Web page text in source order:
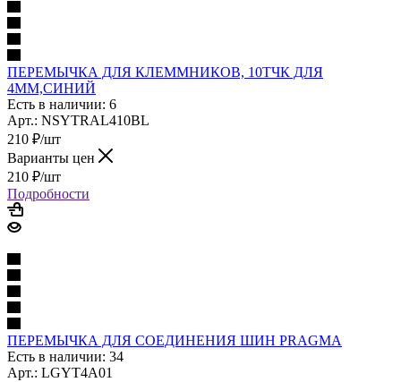
ПЕРЕМЫЧКА ДЛЯ КЛЕММНИКОВ, 10ТЧК ДЛЯ
4ММ,СИНИЙ
Есть в наличии: 6
Арт.: NSYTRAL410BL
210 ₽/шт
Варианты цен
210 ₽/шт
Подробности
ПЕРЕМЫЧКА ДЛЯ СОЕДИНЕНИЯ ШИН PRAGMA
Есть в наличии: 34
Арт.: LGYT4A01